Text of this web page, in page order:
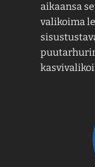
aikaansa
valikoima